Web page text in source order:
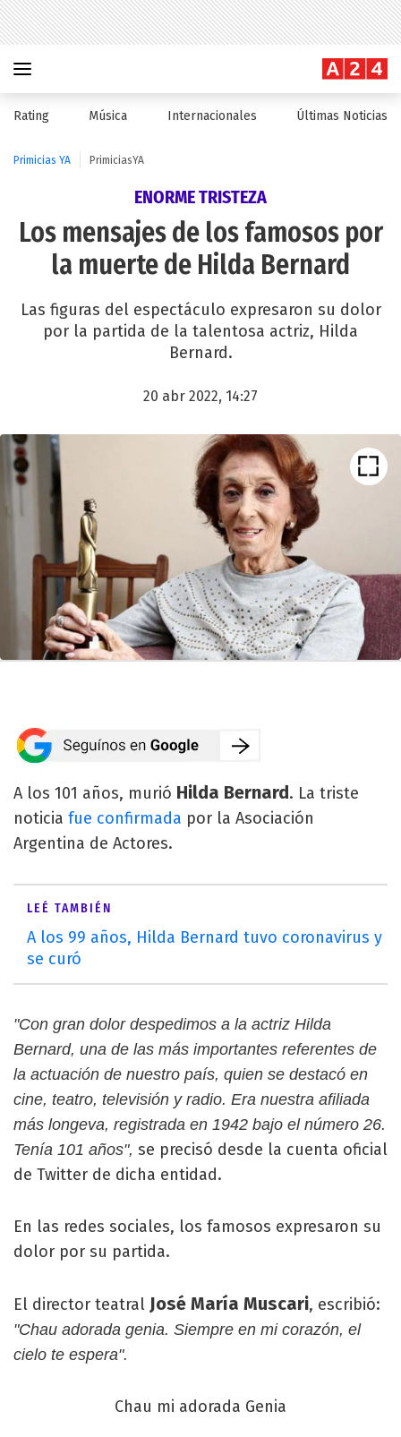
Rating Música Internacionales Últimas Noticias
Primicias YA PrimiciasYA
ENORME TRISTEZA
Los mensajes de los famosos por
la muerte de Hilda Bernard
Las figuras del espectáculo expresaron su dolor
por la partida de la talentosa actriz, Hilda
Bernard.
20 abr 2022, 14:27
A los 101 años, murió Hilda Bernard. La triste
noticia fue confirmada por la Asociación
Argentina de Actores.
LEÉ TAMBIÉN
A los 99 años, Hilda Bernard tuvo coronavirus y
se curó
"Con gran dolor despedimos a la actriz Hilda
Bernard, una de las más importantes referentes de
la actuación de nuestro país, quien se destacó en
cine, teatro, televisión y radio. Era nuestra afiliada
más longeva, registrada en 1942 bajo el número 26.
Tenía 101 años", se precisó desde la cuenta oficial
de Twitter de dicha entidad.
En las redes sociales, los famosos expresaron su
dolor por su partida.
El director teatral José María Muscari, escribió:
"Chau adorada genia. Siempre en mi corazón, el
cielo te espera".
Chau mi adorada Genia